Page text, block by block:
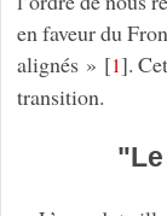
en faveur du
alignés » [1].
transition.